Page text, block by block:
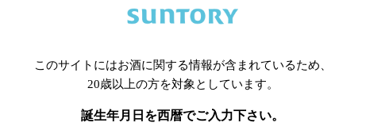
穴子 蛸 モロヘイヤ
このサイトにはお酒に関する情報が含まれているため、
20歳以上の方を対象としています。
誕生年月日を西暦でご入力下さい。